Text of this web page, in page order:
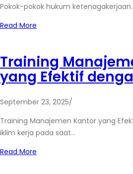
Pokok-pokok hukum
Read More
Training
yang Efektif
September 23, 2025/
Training Manajemen Kantor yang
iklim kerja pada saat…
Read More